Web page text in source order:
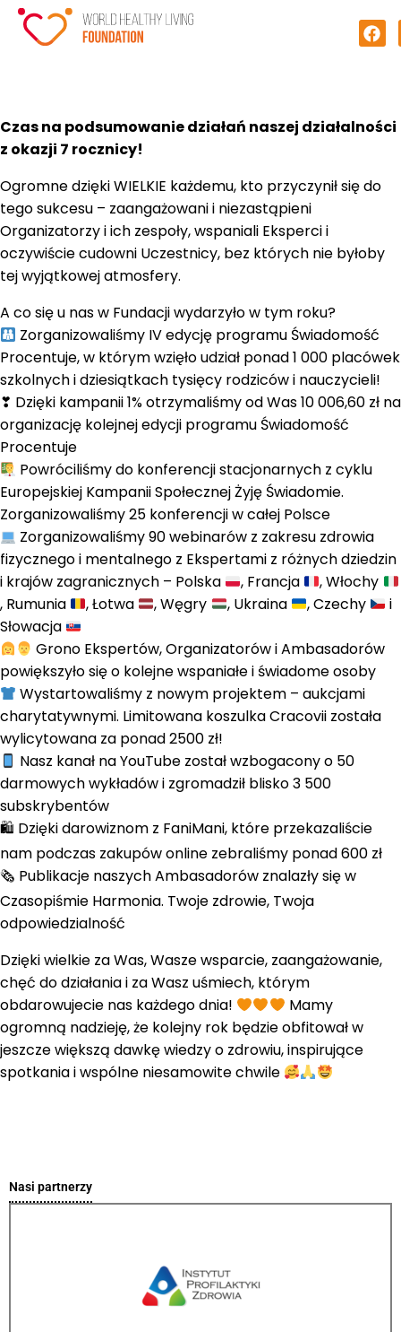
Czas na podsumowanie działań naszej działalności
z okazji 7 rocznicy!
Ogromne dzięki WIELKIE każdemu, kto przyczynił się do
tego sukcesu – zaangażowani i niezastąpieni
Organizatorzy i ich zespoły, wspaniali Eksperci i
oczywiście cudowni Uczestnicy, bez których nie byłoby
tej wyjątkowej atmosfery.
A co się u nas w Fundacji wydarzyło w tym roku?
Zorganizowaliśmy IV edycję programu Świadomość
Procentuje, w którym wzięło udział ponad 1 000 placówek
szkolnych i dziesiątkach tysięcy rodziców i nauczycieli!
❣ Dzięki kampanii 1% otrzymaliśmy od Was 10 006,60 zł na
organizację kolejnej edycji programu Świadomość
Procentuje
Powróciliśmy do konferencji stacjonarnych z cyklu
Europejskiej Kampanii Społecznej Żyję Świadomie.
Zorganizowaliśmy 25 konferencji w całej Polsce
Zorganizowaliśmy 90 webinarów z zakresu zdrowia
fizycznego i mentalnego z Ekspertami z różnych dziedzin
i krajów zagranicznych – Polska
, Francja
, Włochy
, Rumunia
, Łotwa , Węgry , Ukraina , Czechy
i
Słowacja
Grono Ekspertów, Organizatorów i Ambasadorów
powiększyło się o kolejne wspaniałe i świadome osoby
Wystartowaliśmy z nowym projektem – aukcjami
charytatywnymi. Limitowana koszulka Cracovii została
wylicytowana za ponad 2500 zł!
Nasz kanał na YouTube został wzbogacony o 50
darmowych wykładów i zgromadził blisko 3 500
subskrybentów
🛍 Dzięki darowiznom z FaniMani, które przekazaliście
nam podczas zakupów online zebraliśmy ponad 600 zł
🗞 Publikacje naszych Ambasadorów znalazły się w
Czasopiśmie Harmonia. Twoje zdrowie, Twoja
odpowiedzialność
Dzięki wielkie za Was, Wasze wsparcie, zaangażowanie,
chęć do działania i za Wasz uśmiech, którym
obdarowujecie nas każdego dnia!
Mamy
ogromną nadzieję, że kolejny rok będzie obfitował w
jeszcze większą dawkę wiedzy o zdrowiu, inspirujące
spotkania i wspólne niesamowite chwile
Nasi partnerzy